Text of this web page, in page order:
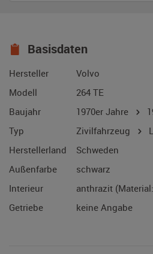
Basisdaten
Hersteller
Volvo
Modell
264 TE
Baujahr
1970er Jahre
Typ
Zivilfahrzeug
Herstellerland
Schweden
Außenfarbe
schwarz
Interieur
anthrazit
Getriebe
keine Angabe